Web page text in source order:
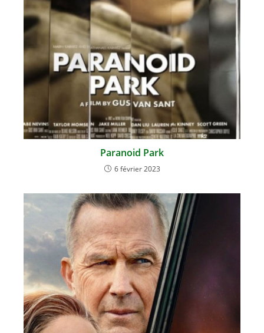
Paranoid Park
6 février 2023